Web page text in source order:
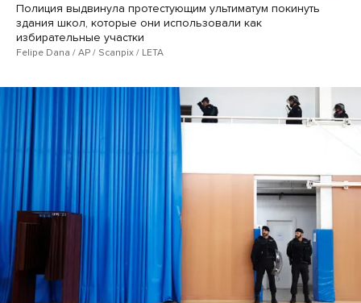
Полиция выдвинула протестующим ультиматум покинуть
здания школ, которые они использовали как
избирательные участки
Felipe Dana / AP / Scanpix / LETA